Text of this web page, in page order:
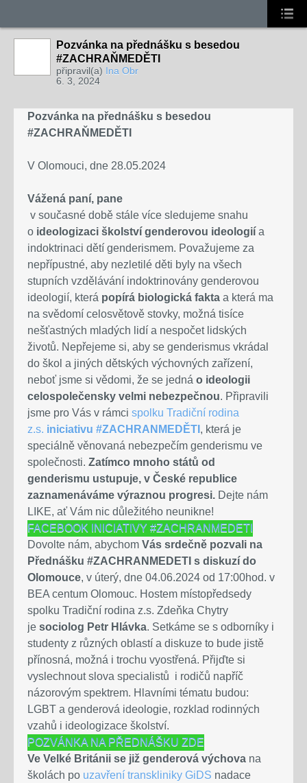
Pozvánka na přednášku s besedou
#ZACHRAŇMEDĚTI
připravil(a) Ina Obr
6. 3, 2024
Pozvánka na přednášku s besedou
#ZACHRAŇMEDĚTI
V Olomouci, dne 28.05.2024
Vážená paní, pane
v současné době stále více sledujeme snahu
o ideologizaci školství genderovou ideologií a
indoktrinaci dětí genderismem. Považujeme za
nepřípustné, aby nezletilé děti byly na všech
stupních vzdělávání indoktrinovány genderovou
ideologií, která popírá biologická fakta a která ma
na svědomí celosvětově stovky, možná tisíce
nešťastných mladých lidí a nespočet lidských
životů. Nepřejeme si, aby se genderismus vkrádal
do škol a jiných dětských výchovných zařízení,
neboť jsme si vědomi, že se jedná o ideologii
celospolečensky velmi nebezpečnou. Připravili
jsme pro Vás v rámci spolku Tradiční rodina
z.s. iniciativu #ZACHRANMEDĚTI , která je
speciálně věnovaná nebezpečím genderismu ve
společnosti. Zatímco mnoho států od
genderismu ustupuje, v České republice
zaznamenáváme výraznou progresi. Dejte nám
LIKE, ať Vám nic důležitého neunikne!
FACEBOOK INICIATIVY #ZACHRANMEDETI
Dovolte nám, abychom Vás srdečně pozvali na
Přednášku #ZACHRANMEDETI s diskuzí do
Olomouce, v úterý, dne 04.06.2024 od 17:00hod. v
BEA centum Olomouc. Hostem místopředsedy
spolku Tradiční rodina z.s. Zdeňka Chytry
je sociolog Petr Hlávka. Setkáme se s odborníky i
studenty z různých oblastí a diskuze to bude jistě
přínosná, možná i trochu vyostřená. Přijďte si
vyslechnout slova specialistů i rodičů napříč
názorovým spektrem. Hlavními tématu budou:
LGBT a genderová ideologie, rozklad rodinných
vzahů i ideologizace školství.
POZVÁNKA NA PŘEDNÁŠKU ZDE
Ve Velké Británii se již genderová výchova na
školách po uzavření transkliniky GiDS nadace